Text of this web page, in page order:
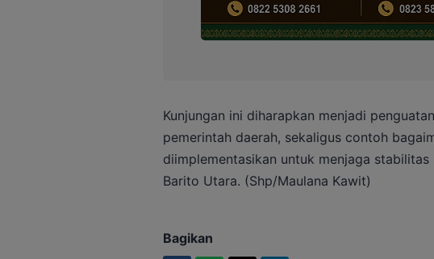
Kunjungan ini diharapkan menjadi
pemerintah daerah, sekaligus contoh
diimplementasikan untuk menjaga
Barito Utara. (Shp/Maulana Kawit)
Bagikan